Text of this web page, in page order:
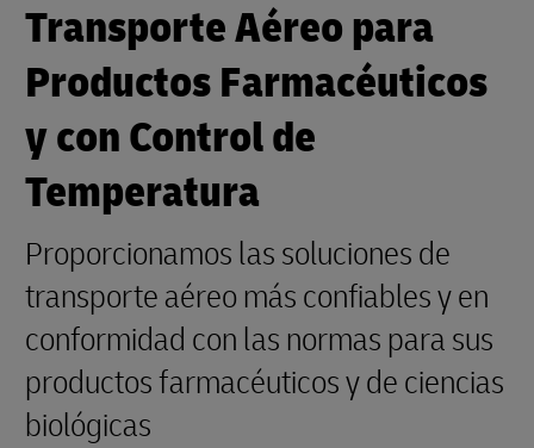
Transporte Aéreo para
Productos Farmacéuticos
y con Control de
Temperatura
Proporcionamos las soluciones de
transporte aéreo más confiables y en
conformidad con las normas para sus
productos farmacéuticos y de ciencias
biológicas